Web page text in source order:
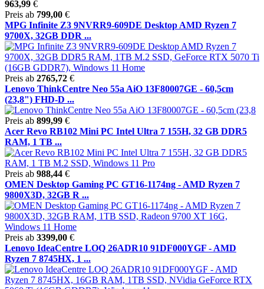
963,99 €
Preis ab 799,00 €
MPG Infinite Z3 9NVRR9-609DE Desktop AMD Ryzen 7
9700X, 32GB DDR ...
Preis ab 2765,72 €
Lenovo ThinkCentre Neo 55a AiO 13F80007GE - 60,5cm
(23,8") FHD-D ...
Preis ab 899,99 €
Acer Revo RB102 Mini PC Intel Ultra 7 155H, 32 GB DDR5
RAM, 1 TB ...
Preis ab 988,44 €
OMEN Desktop Gaming PC GT16-1174ng - AMD Ryzen 7
9800X3D, 32GB R ...
Preis ab 3399,00 €
Lenovo IdeaCentre LOQ 26ADR10 91DF000YGF - AMD
Ryzen 7 8745HX, 1 ...